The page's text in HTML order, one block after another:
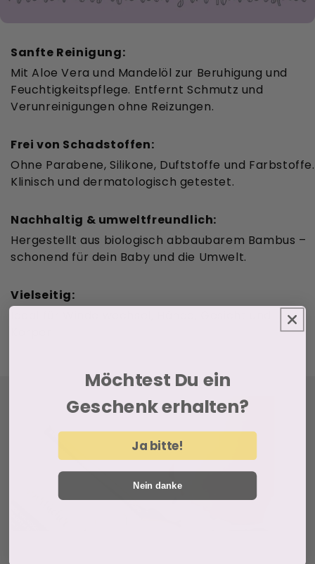
Sanfte Reinigung:
Mit Aloe Vera und Mandelöl zur Beruhigung und
Feuchtigkeitspflege. Entfernt Schmutz und
Verunreinigungen ohne Reizungen.
Frei von Schadstoffen:
Ohne Parabene, Silikone, Duftstoffe und Farbstoffe.
Klinisch und dermatologisch getestet.
Nachhaltig & umweltfreundlich:
Hergestellt aus biologisch abbaubarem Bambus –
schonend für dein Baby und die Umwelt.
Vielseitig:
Möchtest Du ein
Geschenk erhalten?
Ja bitte!
Nein danke